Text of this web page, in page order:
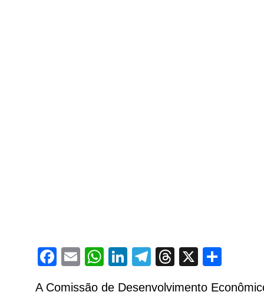
Facebook
EmailWhatsApp
LinkedIn
Telegram
Threads
X
A Comissão de Desenvolvimento